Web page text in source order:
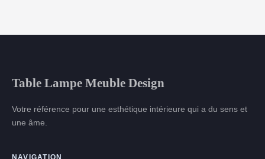
Table Lampe Meuble Design
Votre référence pour une esthétique intérieure qui a du sens et
une âme.
NAVIGATION